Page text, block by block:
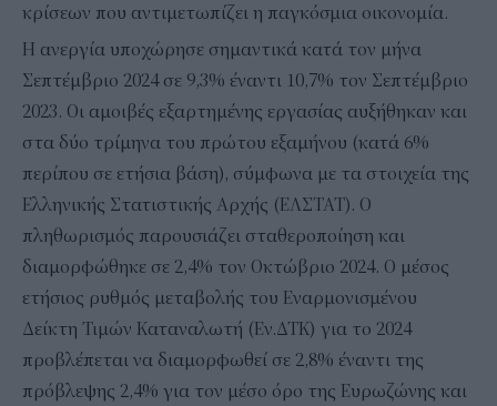
κρίσεων που αντιμετωπίζει η παγκόσμια οικονομία.
Η ανεργία υποχώρησε σημαντικά κατά τον μήνα
Σεπτέμβριο 2024 σε 9,3% έναντι 10,7% τον Σεπτέμβριο
2023. Οι αμοιβές εξαρτημένης εργασίας αυξήθηκαν και
στα δύο τρίμηνα του πρώτου εξαμήνου (κατά 6%
περίπου σε ετήσια βάση), σύμφωνα με τα στοιχεία της
Ελληνικής Στατιστικής Αρχής (ΕΛΣΤΑΤ). Ο
πληθωρισμός παρουσιάζει σταθεροποίηση και
διαμορφώθηκε σε 2,4% τον Οκτώβριο 2024. Ο μέσος
ετήσιος ρυθμός μεταβολής του Εναρμονισμένου
Δείκτη Τιμών Καταναλωτή (Εν.ΔΤΚ) για το 2024
προβλέπεται να διαμορφωθεί σε 2,8% έναντι της
πρόβλεψης 2,4% για τον μέσο όρο της Ευρωζώνης και